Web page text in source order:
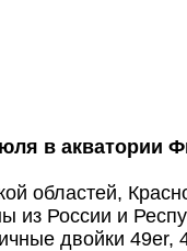
в акватории
областей,
из России и
двойки 49er,